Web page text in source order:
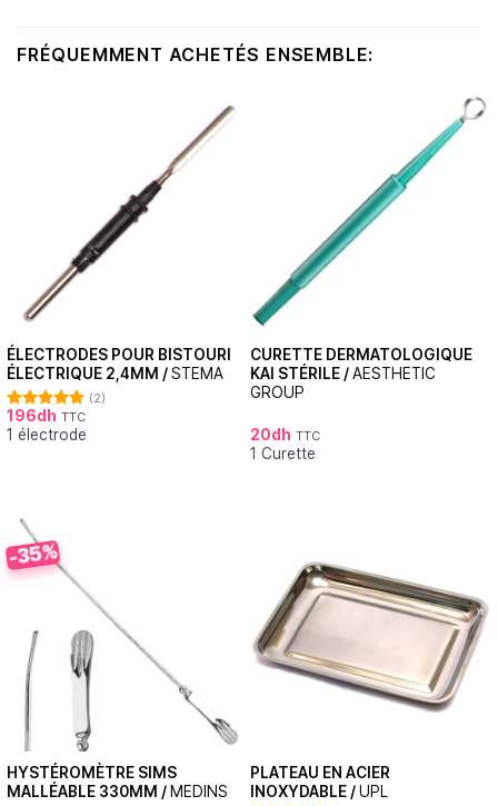
FRÉQUEMMENT ACHETÉS ENSEMBLE:
ÉLECTRODES POUR BISTOURI
ÉLECTRIQUE 2,4MM /STEMA
Note5.00
sur 5
(2)
196dh TTC
1 électrode
CURETTE DERMATOLOGIQUE
KAI STÉRILE /AESTHETIC
GROUP
20dh TTC
1 Curette
-35%
HYSTÉROMÈTRE SIMS
MALLÉABLE 330MM / MEDINS
PLATEAU EN ACIER
INOXYDABLE /UPL